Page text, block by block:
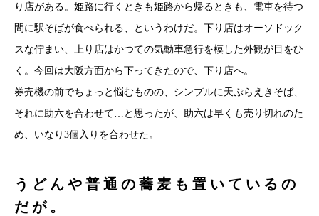
り店がある。姫路に行くときも姫路から帰るときも、電車を待つ
間に駅そばが食べられる、というわけだ。下り店はオーソドック
スな佇まい、上り店はかつての気動車急行を模した外観が目をひ
く。今回は大阪方面から下ってきたので、下り店へ。
券売機の前でちょっと悩むものの、シンプルに天ぷらえきそば、
それに助六を合わせて…と思ったが、助六は早くも売り切れのた
め、いなり3個入りを合わせた。
うどんや普通の蕎麦も置いているの
だが。